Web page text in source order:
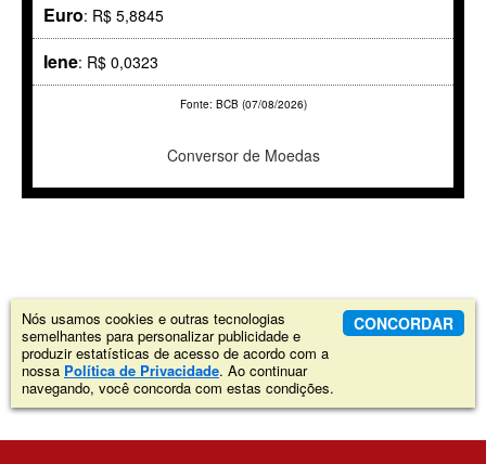
Euro: R$ 5,8845
Iene: R$ 0,0323
Fonte: BCB (07/08/2026)
Conversor de Moedas
Nós usamos cookies e outras tecnologias
semelhantes para personalizar publicidade e
produzir estatísticas de acesso de acordo com a
nossa Política de Privacidade. Ao continuar
navegando, você concorda com estas condições.
CONCORDAR